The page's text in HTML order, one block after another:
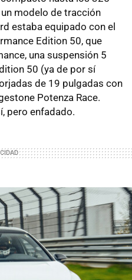
modelo de tracción
estaba equipado con el
Edition 50, que
una suspensión 5
50 (ya de por sí
de 19 pulgadas con
Potenza Race.
pero enfadado.